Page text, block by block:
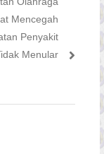
Mencegah
Penyakit
Menular